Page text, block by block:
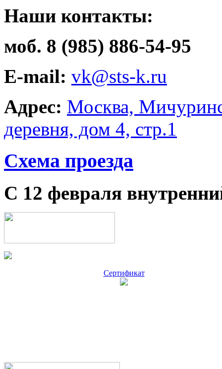
Наши контакты:
моб. 8 (985) 886-54-95
E-mail: vk@sts-k.ru
Адрес: Москва,
деревня, дом 4, стр.1
Схема проезда
С 12 февраля
Сертификат